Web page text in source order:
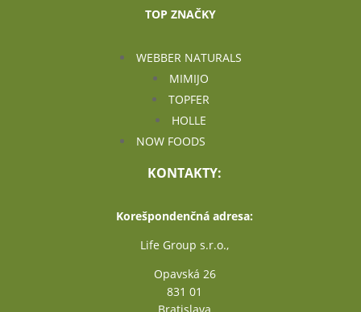
TOP ZNAČKY
WEBBER NATURALS
MIMIJO
TOPFER
HOLLE
NOW FOODS
KONTAKTY:
Korešpondenčná adresa:
Life Group s.r.o.,
Opavská 26
831 01